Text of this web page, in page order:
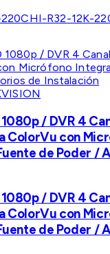
CHI-R32-12K-
/ DVR 4
ColorVu con
de Poder /
/ DVR 4
ColorVu con
de Poder /